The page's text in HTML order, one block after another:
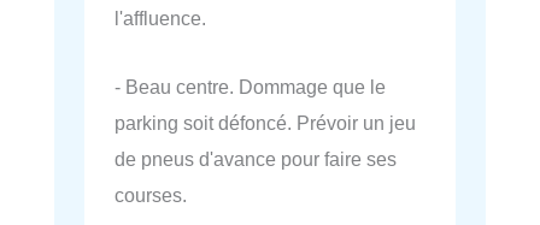
l'affluence.
- Beau centre. Dommage que le
parking soit défoncé. Prévoir un jeu
de pneus d'avance pour faire ses
courses.